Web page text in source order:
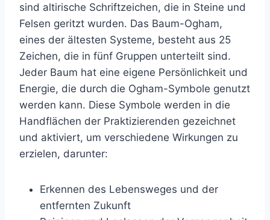
sind altirische Schriftzeichen, die in Steine und
Felsen geritzt wurden. Das Baum-Ogham,
eines der ältesten Systeme, besteht aus 25
Zeichen, die in fünf Gruppen unterteilt sind.
Jeder Baum hat eine eigene Persönlichkeit und
Energie, die durch die Ogham-Symbole genutzt
werden kann. Diese Symbole werden in die
Handflächen der Praktizierenden gezeichnet
und aktiviert, um verschiedene Wirkungen zu
erzielen, darunter:
Erkennen des Lebensweges und der
entfernten Zukunft